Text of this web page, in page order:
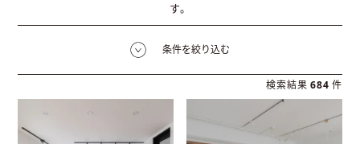
す。
条件を絞り込む
検索結果 684 件